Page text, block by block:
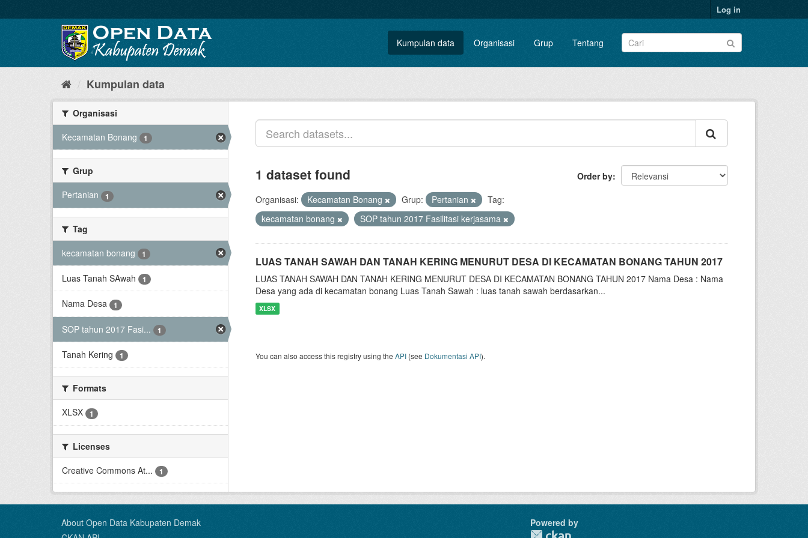
Log in
Kumpulan data Organisasi Grup Tentang
Kumpulan data
Organisasi
Kecamatan Bonang
1
Grup
Pertanian
1
Tag
kecamatan bonang
1
Luas Tanah SAwah 1
Nama Desa 1
SOP tahun 2017 Fasi... 1
Tanah Kering 1
Formats
XLSX
1
Licenses
Creative Commons At...
1
Order by
1 dataset found
Organisasi: Kecamatan Bonang Grup: Pertanian
Tag:
kecamatan bonang
SOP tahun 2017 Fasilitasi kerjasama
LUAS TANAH SAWAH DAN TANAH KERING MENURUT DESA DI KECAMATAN BONANG TAHUN 2017
LUAS TANAH SAWAH DAN TANAH KERING MENURUT DESA DI KECAMATAN BONANG TAHUN 2017 Nama Desa : Nama
Desa yang ada di kecamatan bonang Luas Tanah Sawah : luas tanah sawah berdasarkan...
XLSX
You can also access this registry using the API (see Dokumentasi API).
About Open Data Kabupaten Demak
Powered by